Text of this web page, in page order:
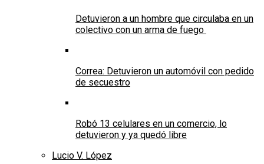
Detuvieron a un hombre que circulaba en un
colectivo con un arma de fuego
Correa: Detuvieron un automóvil con pedido
de secuestro
Robó 13 celulares en un comercio, lo
detuvieron y ya quedó libre
Lucio V. López